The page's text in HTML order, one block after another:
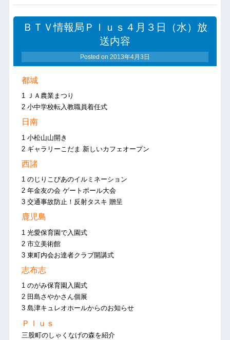
ＢＴＶ情報局Ｐｌｕｓ４月３日（水）放
送内容
Posted on 2013年4月3日
都城
1 ＪＡ農業まつり
2 小中学校転入教職員着任式
日南
1 小松山山開き
2 ギャラリーこだま 新しいカフェオープン
西諸
1 のじりこぴあのイルミネーション
2 年金友の会 ゲートボール大会
3 交通事故防止！反射タスキ 贈呈
鹿児島
1 光愛保育園で入園式
2 市立美術館
3 東町内会お達者クラブ開講式
志布志
1 のがみ保育園入園式
2 田島さやかさん個展
3 島津キュレオホールからのお知らせ
Ｐｌｕｓ
三股町のしゃくなげの森を紹介